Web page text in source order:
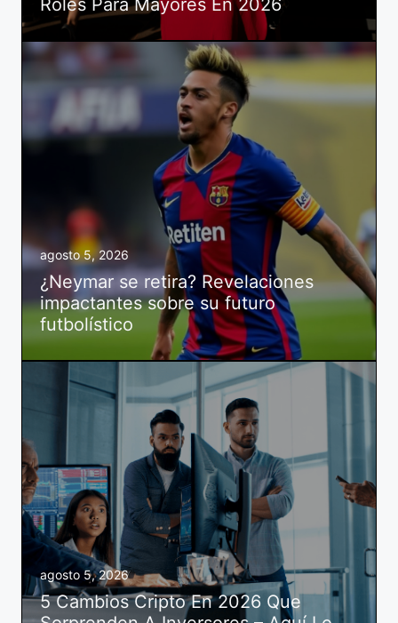
Roles Para Mayores En 2026
agosto 5, 2026
¿Neymar se retira? Revelaciones
impactantes sobre su futuro
futbolístico
agosto 5, 2026
5 Cambios Cripto En 2026 Que